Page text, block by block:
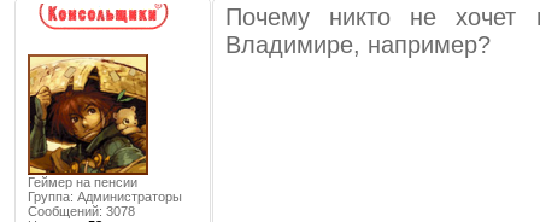
Геймер на пенсии
Группа: Администраторы
Сообщений: 3078
Почему никто не хочет
Владимире, например?